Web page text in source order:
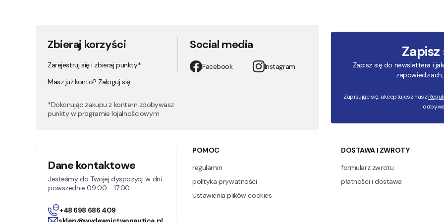
Zbieraj korzyści
Zarejestruj się i zbieraj punkty*
Masz już konto? Zaloguj się
*Dokonując zakupu z kontem zdobywasz
punkty w programie lojalnościowym
Social media
Facebook Instagram
Zapisz się do newslettera i
Zapisując się, akceptujesz nasz
Dane kontaktowe
Jesteśmy do Twojej dyspozycji w dni
powszednie 09:00 - 17:00
+48 698 686 409
Linki w stopce
POMOC
regulamin
polityka prywatności
Ustawienia plików cookies
DOSTAWA I ZWROTY
formularz zwrotu
płatności i dostawa